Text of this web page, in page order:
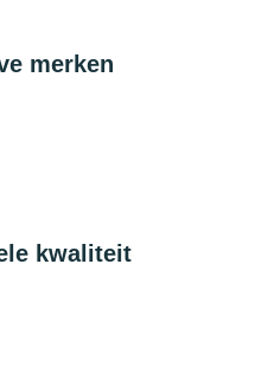
merken
kwaliteit